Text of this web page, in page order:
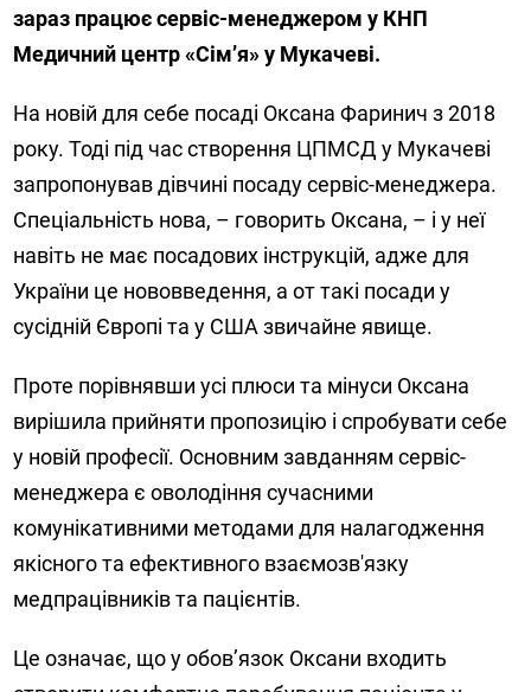
зараз працює сервіс-менеджером у КНП
Медичний центр «Сім’я» у Мукачеві.
На новій для себе посаді Оксана Фаринич з 2018
року. Тоді під час створення ЦПМСД у Мукачеві
запропонував дівчині посаду сервіс-менеджера.
Спеціальність нова, – говорить Оксана, – і у неї
навіть не має посадових інструкцій, адже для
України це нововведення, а от такі посади у
сусідній Європі та у США звичайне явище.
Проте порівнявши усі плюси та мінуси Оксана
вирішила прийняти пропозицію і спробувати себе
у новій професії. Основним завданням сервіс-
менеджера є оволодіння сучасними
комунікативними методами для налагодження
якісного та ефективного взаємозв'язку
медпрацівників та пацієнтів.
Це означає, що у обов’язок Оксани входить